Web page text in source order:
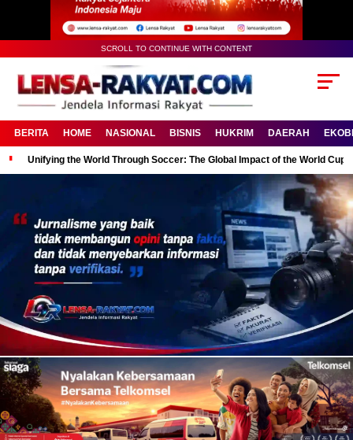
SCROLL TO CONTINUE WITH CONTENT
BERITA HOME NASIONAL BISNIS HUKRIM DAERAH
Unifying the World Through Soccer: The Global Impact of the World Cup